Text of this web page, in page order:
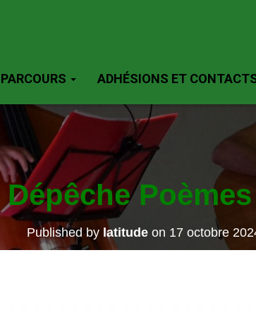
PARCOURS ADHÉSIONS ET
Dépêche
Published by latitude on 17 octobre